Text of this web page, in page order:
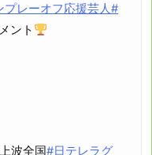
プレーオフ応援芸人#
ント
波全国#日テレラグ